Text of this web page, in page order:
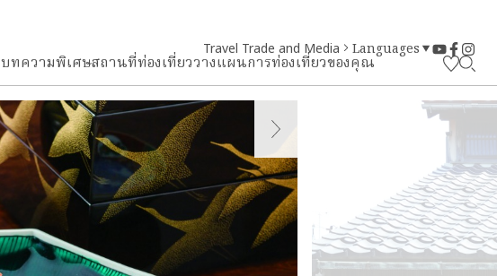
บทความพิเศษสถานที่ท่องเที่ยววางแผนการท่องเที่ยวของคุณ
Travel Trade and Media Languages